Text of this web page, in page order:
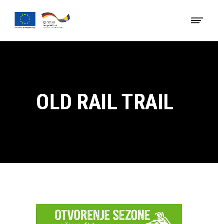
OLD RAIL TRAIL